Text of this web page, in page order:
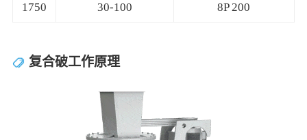
1750 30-100 8P 200
复合破工作原理